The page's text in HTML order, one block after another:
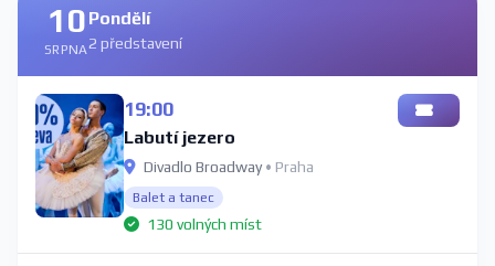
10
SRPNA
Pondělí
2 představení
19:00
Labutí jezero
Divadlo Broadway• Praha
Balet a tanec
130 volných míst